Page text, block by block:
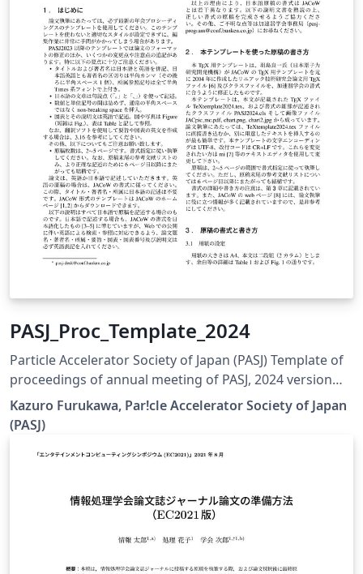
PASJ_Proc_Template_2024
Particle Accelerator Society of Japan (PASJ) Template of
proceedings of annual meeting of PASJ, 2024 version
Please choose "LaTeX" engine for upLaTeX processing,
or choose "LuaLaTeX" engine for LuaLaTeX processing.
Results are mostly the same. 2024年版の加速器学会年会
プロシーディングス(TeX用テンプレートファイル)作成案
LaTeX (upLaTeX) または LuaLaTeX でコンパイルすること
Japan. All Rights Reserved. Kazuro Furukawa
Kazuro Furukawa, Par!cle Accelerator Society of Japan
(PASJ)